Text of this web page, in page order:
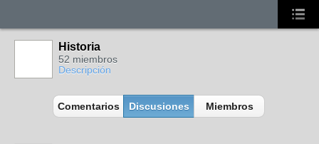
Historia
52 miembros
Descripción
Comentarios Discusiones Miembros